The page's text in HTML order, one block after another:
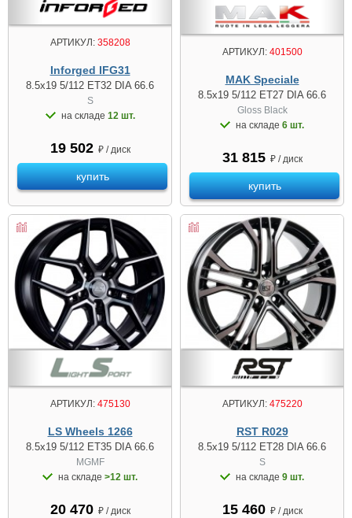
АРТИКУЛ:358208
Inforged IFG31
8.5x19 5/112 ET32 DIA 66.6
S
на складе 12 шт.
19 502 ₽ / диск
купить
АРТИКУЛ:401500
MAK Speciale
8.5x19 5/112 ET27 DIA 66.6
Gloss Black
на складе 6 шт.
31 815 ₽ / диск
купить
АРТИКУЛ:475130
LS Wheels 1266
8.5x19 5/112 ET35 DIA 66.6
MGMF
на складе >12 шт.
20 470 ₽ / диск
АРТИКУЛ:475220
RST R029
8.5x19 5/112 ET28 DIA 66.6
S
на складе 9 шт.
15 460 ₽ / диск